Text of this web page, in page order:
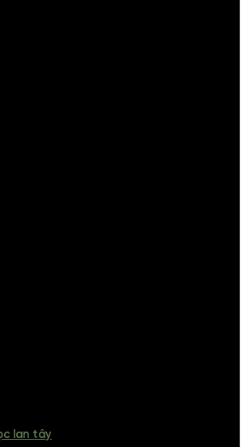
lan tây